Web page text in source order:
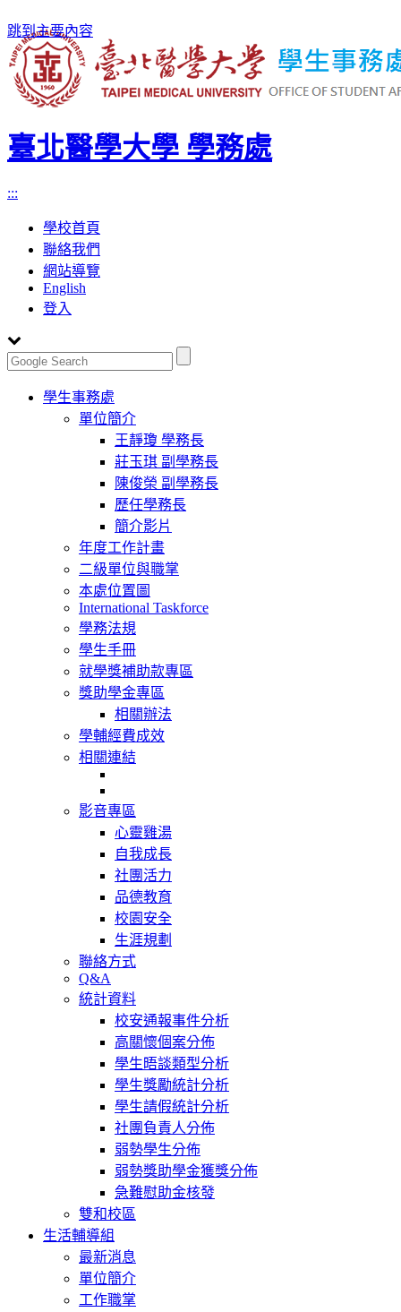
跳到主要內容
臺北醫學大學 學務處
:::
學校首頁
聯絡我們
網站導覽
English
登入
Toggle
navigation
學生事務處
單位簡介
王靜瓊 學務長
莊玉琪 副學務長
陳俊榮 副學務長
歷任學務長
簡介影片
年度工作計畫
二級單位與職掌
本處位置圖
International Taskforce
學務法規
學生手冊
就學獎補助款專區
獎助學金專區
相關辦法
學輔經費成效
相關連結
影音專區
心靈雞湯
自我成長
社團活力
品德教育
校園安全
生涯規劃
聯絡方式
Q&A
統計資料
校安通報事件分析
高關懷個案分佈
學生晤談類型分析
學生獎勵統計分析
學生請假統計分析
社團負責人分佈
弱勢學生分佈
弱勢獎助學金獲獎分佈
急難慰助金核發
雙和校區
生活輔導組
最新消息
單位簡介
工作職掌